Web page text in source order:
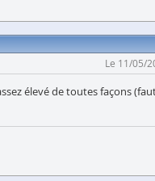
Le 11/05/
élevé de toutes façons